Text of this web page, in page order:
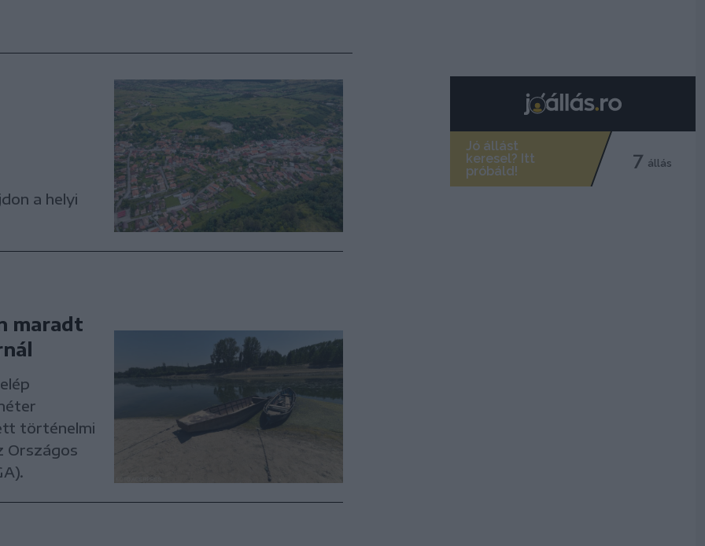
a helyi
maradt
történelmi
Országos